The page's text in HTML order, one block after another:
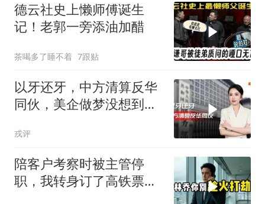
德云社史上懒师傅诞生
记！老郭一旁添油加醋
茶喝多了睡不着 7跟贴
以牙还牙，中方清算反华
同伙，美企做梦没想到：
戎评
陪客户考察时被主管停
职，我转身订了高铁票。